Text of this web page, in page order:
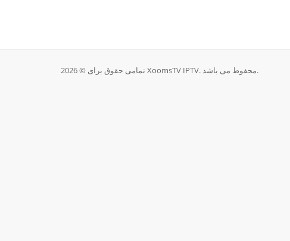
تمامی حقوق برای © 2026 XoomsTV IPTV. محفوط می باشد.